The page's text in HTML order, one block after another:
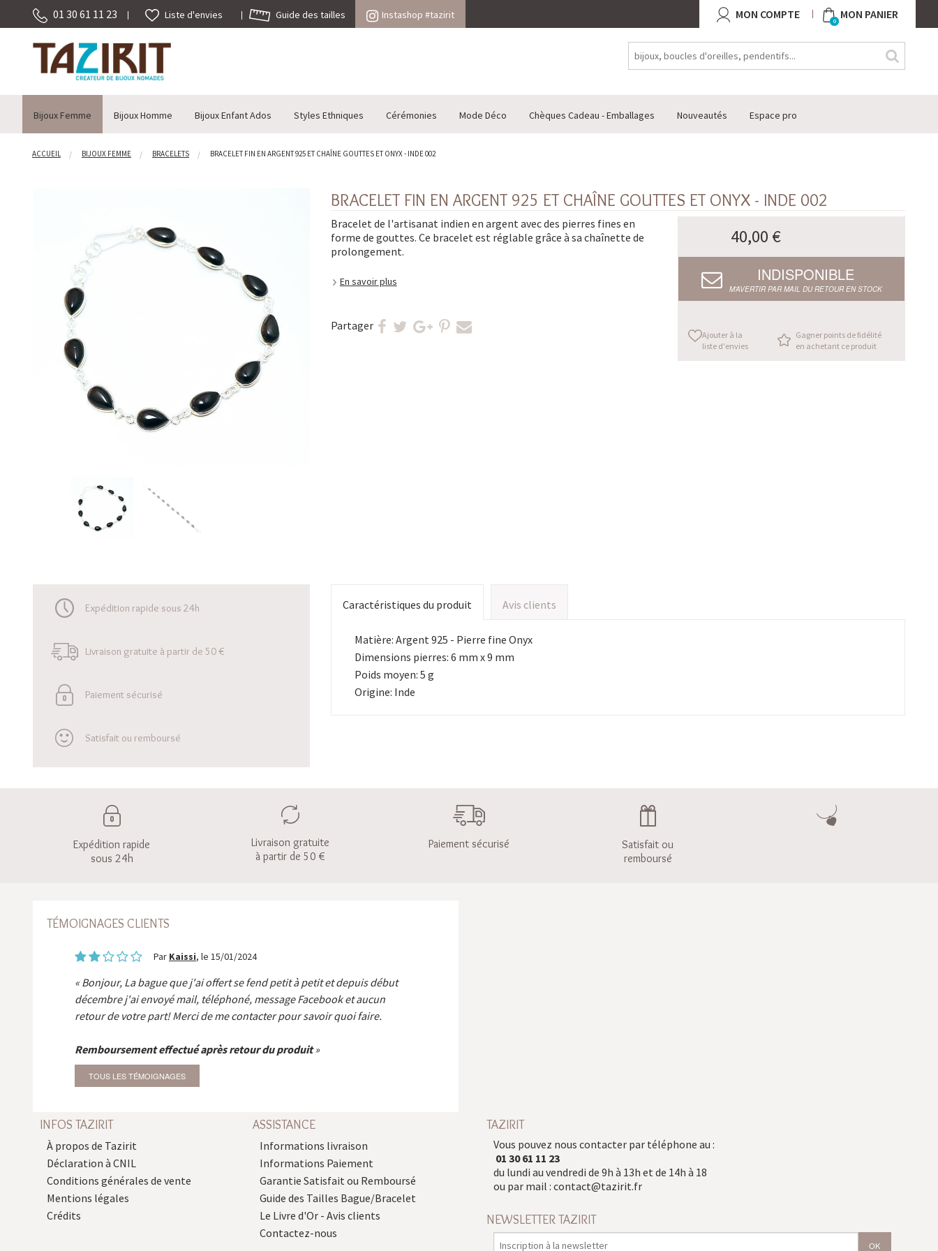
01 30 61 11 23 Liste d'envies Guide des tailles Instashop #tazirit MON COMPTE 0 MON PANIER
Bijoux Femme Bijoux Homme Bijoux Enfant Ados Styles Ethniques Cérémonies Mode Déco Chèques Cadeau - Emballages Nouveautés Espace pro
ACCUEIL BIJOUX FEMME BRACELETS BRACELET FIN EN ARGENT 925 ET CHAÎNE GOUTTES ET ONYX - INDE 002
BRACELET FIN EN ARGENT 925 ET CHAÎNE GOUTTES ET ONYX - INDE 002
Bracelet de l'artisanat indien en argent avec des pierres fines en
forme de gouttes. Ce bracelet est réglable grâce à sa chaînette de
prolongement.
En savoir plus
Partager
40,00 €
INDISPONIBLE
M’AVERTIR PAR MAIL DU RETOUR EN STOCK
Ajouter à la
liste d'envies
Gagner points de fidélité
en achetant ce produit
Expédition rapide sous 24h
Livraison gratuite à partir de 50 €
Paiement sécurisé
Satisfait ou remboursé
Caractéristiques du produit Avis clients
Matière: Argent 925 - Pierre fine Onyx
Dimensions pierres: 6 mm x 9 mm
Poids moyen: 5 g
Origine: Inde
Expédition rapide
sous 24h
Livraison gratuite
à partir de 50 €
Paiement sécurisé
Satisfait ou
remboursé
TÉMOIGNAGES CLIENTS
Par Kaissi, le 15/01/2024
Bonjour, La bague que j'ai offert se fend petit à petit et depuis début
décembre j'ai envoyé mail, téléphoné, message Facebook et aucun
retour de votre part! Merci de me contacter pour savoir quoi faire.
Remboursement effectué après retour du produit
TOUS LES TÉMOIGNAGES
INFOS TAZIRIT
À propos de Tazirit
Déclaration à CNIL
Conditions générales de vente
Mentions légales
Crédits
ASSISTANCE
Informations livraison
Informations Paiement
Garantie Satisfait ou Remboursé
Guide des Tailles Bague/Bracelet
Le Livre d'Or - Avis clients
Contactez-nous
TAZIRIT
Vous pouvez nous contacter par téléphone au :
01 30 61 11 23
du lundi au vendredi de 9h à 13h et de 14h à 18
ou par mail : contact@tazirit.fr
NEWSLETTER TAZIRIT